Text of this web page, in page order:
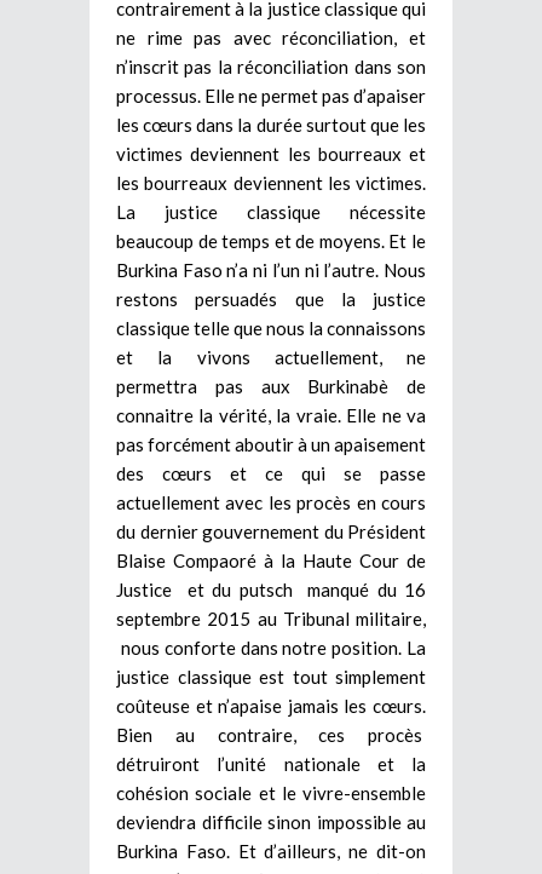
contrairement à la justice classique qui
ne rime pas avec réconciliation, et
n’inscrit pas la réconciliation dans son
processus. Elle ne permet pas d’apaiser
les cœurs dans la durée surtout que les
victimes deviennent les bourreaux et
les bourreaux deviennent les victimes.
La justice classique nécessite
beaucoup de temps et de moyens. Et le
Burkina Faso n’a ni l’un ni l’autre. Nous
restons persuadés que la justice
classique telle que nous la connaissons
et la vivons actuellement, ne
permettra pas aux Burkinabè de
connaitre la vérité, la vraie. Elle ne va
pas forcément aboutir à un apaisement
des cœurs et ce qui se passe
actuellement avec les procès en cours
du dernier gouvernement du Président
Blaise Compaoré à la Haute Cour de
Justice et du putsch manqué du 16
septembre 2015 au Tribunal militaire,
nous conforte dans notre position. La
justice classique est tout simplement
coûteuse et n’apaise jamais les cœurs.
Bien au contraire, ces procès
détruiront l’unité nationale et la
cohésion sociale et le vivre-ensemble
deviendra difficile sinon impossible au
Burkina Faso. Et d’ailleurs, ne dit-on